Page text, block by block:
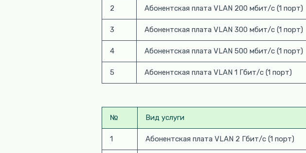
2 Абонентская плата VLAN 200 мбит/с (1 порт)
3 Абонентская плата VLAN 300 мбит/с (1 порт)
4 Абонентская плата VLAN 500 мбит/с (1 порт)
5 Абонентская плата VLAN 1 Гбит/с (1 порт)
№ Вид услуги
1 Абонентская плата VLAN 2 Гбит/с (1 порт)